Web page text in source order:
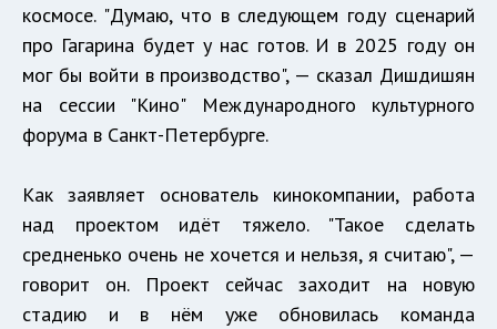
космосе. "Думаю, что в следующем году сценарий
про Гагарина будет у нас готов. И в 2025 году он
мог бы войти в производство", — сказал Дишдишян
на сессии "Кино" Международного культурного
форума в Санкт-Петербурге.
Как заявляет основатель кинокомпании, работа
над проектом идёт тяжело. "Такое сделать
средненько очень не хочется и нельзя, я считаю", —
говорит он. Проект сейчас заходит на новую
стадию и в нём уже обновилась команда